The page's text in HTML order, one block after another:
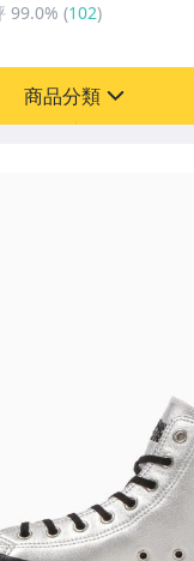
99.0% (102)
商品分類